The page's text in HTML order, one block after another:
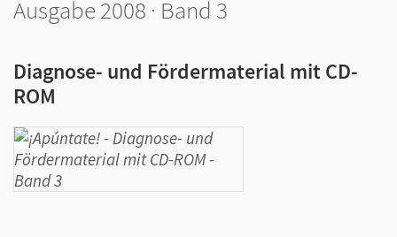
Ausgabe 2008 · Band 3
Diagnose- und Fördermaterial mit CD-
ROM